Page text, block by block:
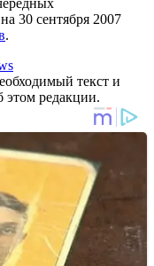
30 сентября 2007
.
текст и
этом редакции.